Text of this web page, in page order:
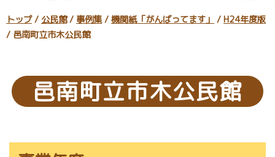
現
在
置：
トップ/ 公民館/ 事例集/ 機関紙「がんばってます」 / H24年度版
/ 邑南町立市木公民館
邑南町立市木公民館